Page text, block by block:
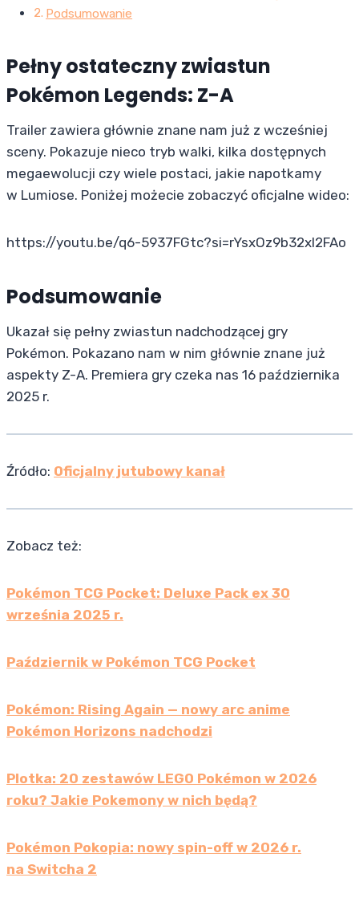
Podsumowanie
Pełny ostateczny zwiastun
Pokémon Legends: Z-A
Trailer zawiera głównie znane nam już z wcześniej
sceny. Pokazuje nieco tryb walki, kilka dostępnych
megaewolucji czy wiele postaci, jakie napotkamy
w Lumiose. Poniżej możecie zobaczyć oficjalne wideo:
https://youtu.be/q6-5937FGtc?si=rYsxOz9b32xl2FAo
Podsumowanie
Ukazał się pełny zwiastun nadchodzącej gry
Pokémon. Pokazano nam w nim głównie znane już
aspekty Z-A. Premiera gry czeka nas 16 października
2025 r.
Źródło: Oficjalny jutubowy kanał
Zobacz też:
Pokémon TCG Pocket: Deluxe Pack ex 30
września 2025 r.
Październik w Pokémon TCG Pocket
Pokémon: Rising Again — nowy arc anime
Pokémon Horizons nadchodzi
Plotka: 20 zestawów LEGO Pokémon w 2026
roku? Jakie Pokemony w nich będą?
Pokémon Pokopia: nowy spin-off w 2026 r.
na Switcha 2